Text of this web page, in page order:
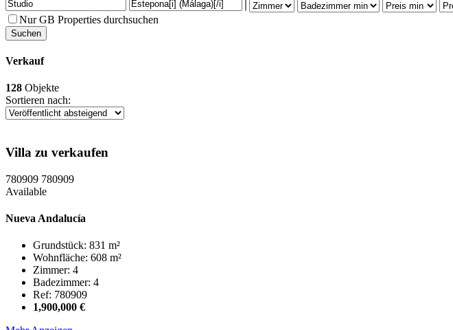
Nur GB Properties durchsuchen
Verkauf
128 Objekte
Sortieren nach:
Villa zu verkaufen
780909 780909
Available
Nueva Andalucía
Grundstück: 831 m²
Wohnfläche: 608 m²
Zimmer: 4
Badezimmer: 4
Ref: 780909
1,900,000 €